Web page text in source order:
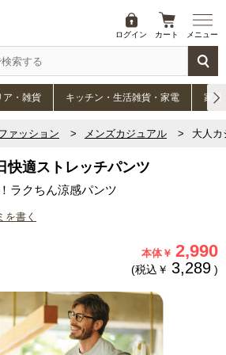
ログイン カート メニュー
ア・雑貨 キッチン・生活雑貨・家電 家具
ァッション メンズカジュアル 大人カ
快適ストレッチパンツ
ラクちん涼感パンツ
を書く
本体￥ 2,990
(税込￥ 3,289 )